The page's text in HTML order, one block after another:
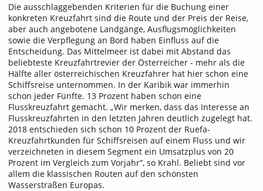
Die ausschlaggebenden Kriterien für die Buchung einer
konkreten Kreuzfahrt sind die Route und der Preis der Reise,
aber auch angebotene Landgänge, Ausflugsmöglichkeiten
sowie die Verpflegung an Bord haben Einfluss auf die
Entscheidung. Das Mittelmeer ist dabei mit Abstand das
beliebteste Kreuzfahrtrevier der Österreicher - mehr als die
Hälfte aller österreichischen Kreuzfahrer hat hier schon eine
Schiffsreise unternommen. In der Karibik war immerhin
schon jeder Fünfte. 13 Prozent haben schon eine
Flusskreuzfahrt gemacht. „Wir merken, dass das Interesse an
Flusskreuzfahrten in den letzten Jahren deutlich zugelegt hat.
2018 entschieden sich schon 10 Prozent der Ruefa-
Kreuzfahrtkunden für Schiffsreisen auf einem Fluss und wir
verzeichneten in diesem Segment ein Umsatzplus von 20
Prozent im Vergleich zum Vorjahr“, so Krahl. Beliebt sind vor
allem die klassischen Routen auf den schönsten
Wasserstraßen Europas.